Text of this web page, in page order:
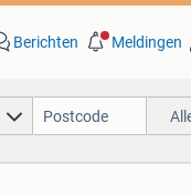
Berichten Meldingen